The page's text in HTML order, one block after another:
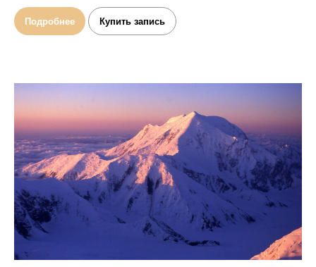
Подробнее Купить запись